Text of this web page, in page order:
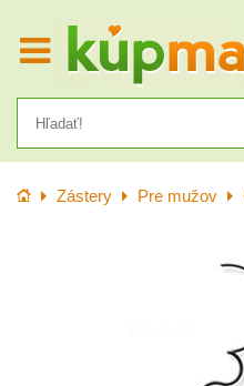
Úvod Zástery Pre mužov